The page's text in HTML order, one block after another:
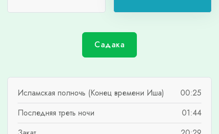
Садака
Исламская полночь (Конец времени Иша)
00:25
Последняя треть ночи
01:44